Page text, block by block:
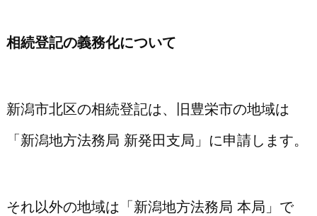
相続登記の義務化について
新潟市北区の相続登記は、旧豊栄市の地域は
「新潟地方法務局 新発田支局」に申請します。
それ以外の地域は「新潟地方法務局 本局」で